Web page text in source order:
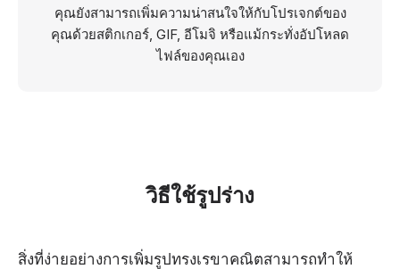
คุณยังสามารถเพิ่มความน่าสนใจให้กับโปรเจกต์ของ
คุณด้วยสติกเกอร์, GIF, อีโมจิ หรือแม้กระทั่งอัปโหลด
ไฟล์ของคุณเอง
วิธีใช้รูปร่าง
สิ่งที่ง่ายอย่างการเพิ่มรูปทรงเรขาคณิตสามารถทำให้